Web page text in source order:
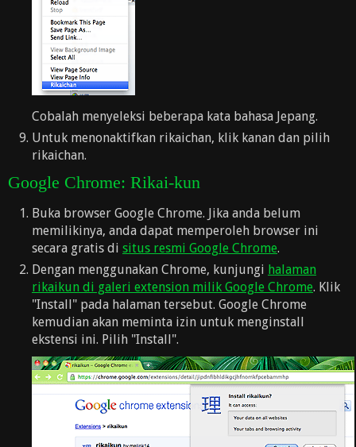
Cobalah menyeleksi beberapa kata bahasa Jepang.
Untuk menonaktifkan rikaichan, klik kanan dan pilih
rikaichan.
Google Chrome: Rikai-kun
Buka browser Google Chrome. Jika anda belum
memilikinya, anda dapat memperoleh browser ini
secara gratis di situs resmi Google Chrome.
Dengan menggunakan Chrome, kunjungi halaman
rikaikun di galeri extension milik Google Chrome. Klik
"Install" pada halaman tersebut. Google Chrome
kemudian akan meminta izin untuk menginstall
ekstensi ini. Pilih "Install".